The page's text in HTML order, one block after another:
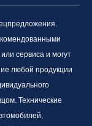
сервиса и могут
любой продукции
Технические